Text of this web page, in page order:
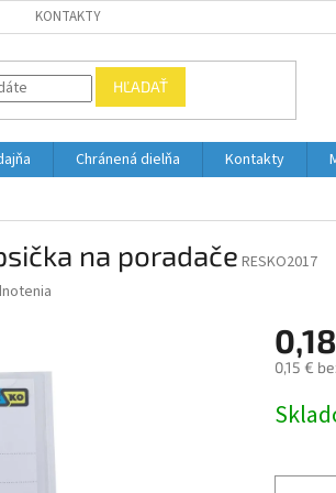
KONTAKTY
HĽADAŤ
Chránená dielňa Kontakty
na poradače RESKO2017
0,15 €
cena: